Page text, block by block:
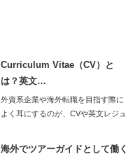
Curriculum Vitae（CV）と
は？英文…
外資系企業や海外転職を目指す際に
よく耳にするのが、CVや英文レジュ
海外でツアーガイドとして働く